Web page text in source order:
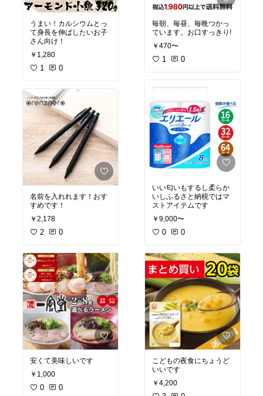
うまい！カルシウムとっ
て身長を伸ばしたいお子
さん向け！
￥1,280
1 0
名前を入れれます！おす
すめです！
￥2,178
2 0
安くて美味しいです
￥1,000
0 0
毎朝、毎昼、毎晩つかっ
ています。お口すっきり!
￥470〜
1 0
いい匂いもするし柔らか
いしふるさと納税ではマ
ストアイテムです
￥9,000〜
0 0
こどもの夜食にちょうど
いいです
￥4,200